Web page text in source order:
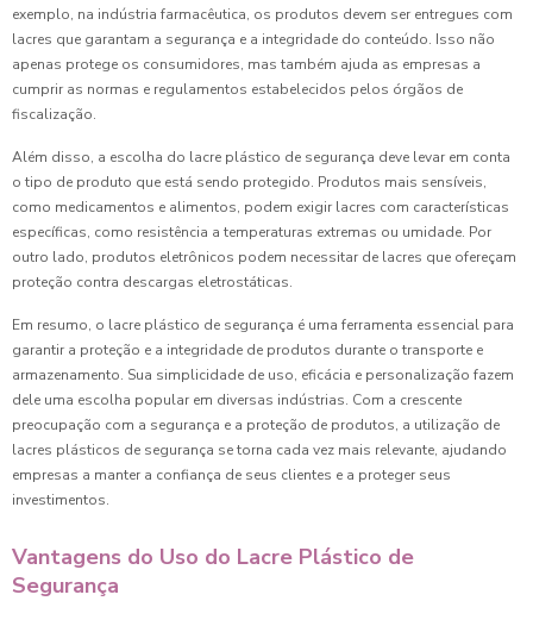
exemplo, na indústria farmacêutica, os produtos devem ser entregues com
lacres que garantam a segurança e a integridade do conteúdo. Isso não
apenas protege os consumidores, mas também ajuda as empresas a
cumprir as normas e regulamentos estabelecidos pelos órgãos de
fiscalização.
Além disso, a escolha do lacre plástico de segurança deve levar em conta
o tipo de produto que está sendo protegido. Produtos mais sensíveis,
como medicamentos e alimentos, podem exigir lacres com características
específicas, como resistência a temperaturas extremas ou umidade. Por
outro lado, produtos eletrônicos podem necessitar de lacres que ofereçam
proteção contra descargas eletrostáticas.
Em resumo, o lacre plástico de segurança é uma ferramenta essencial para
garantir a proteção e a integridade de produtos durante o transporte e
armazenamento. Sua simplicidade de uso, eficácia e personalização fazem
dele uma escolha popular em diversas indústrias. Com a crescente
preocupação com a segurança e a proteção de produtos, a utilização de
lacres plásticos de segurança se torna cada vez mais relevante, ajudando
empresas a manter a confiança de seus clientes e a proteger seus
investimentos.
Vantagens do Uso do Lacre Plástico de
Segurança